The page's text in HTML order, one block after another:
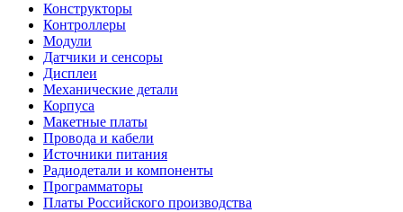
Конструкторы
Контроллеры
Модули
Датчики и сенсоры
Дисплеи
Механические детали
Корпуса
Макетные платы
Провода и кабели
Источники питания
Радиодетали и компоненты
Программаторы
Платы Российского производства